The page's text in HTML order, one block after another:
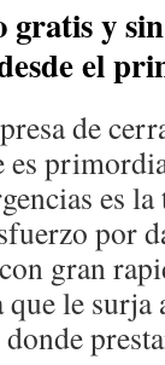
gratis y
el
de
es
por
gran
le surja